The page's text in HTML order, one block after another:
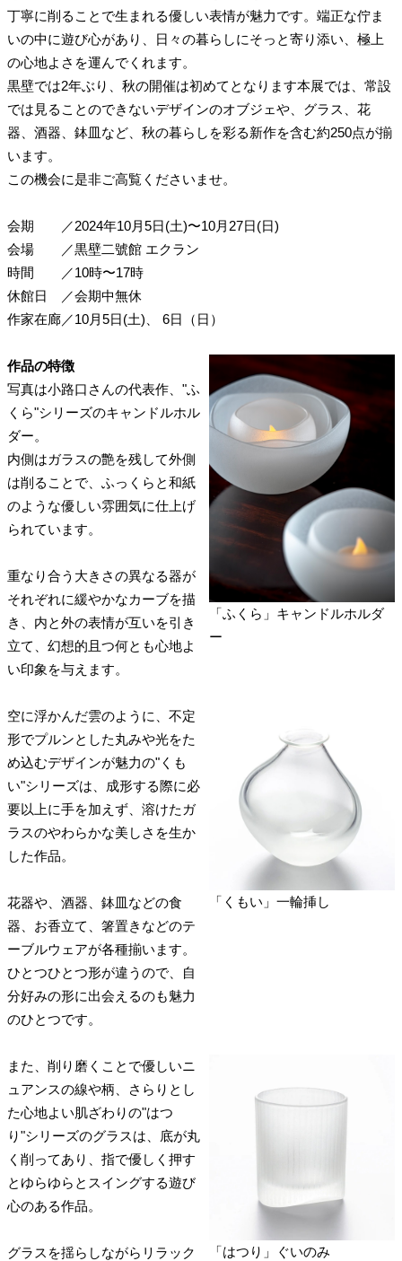
丁寧に削ることで生まれる優しい表情が魅力です。端正な佇ま
いの中に遊び心があり、日々の暮らしにそっと寄り添い、極上
の心地よさを運んでくれます。
黒壁では2年ぶり、秋の開催は初めてとなります本展では、常設
では見ることのできないデザインのオブジェや、グラス、花
器、酒器、鉢皿など、秋の暮らしを彩る新作を含む約250点が揃
います。
この機会に是非ご高覧くださいませ。
会期 ／2024年10月5日(土)〜10月27日(日)
会場
／黒壁二號館 エクラン
時間
／10時〜17時
休館日
／会期中無休
作家在廊／10月5日(土)、 6日（日）
作品の特徴
写真は小路口さんの代表作、"ふ
くら"シリーズのキャンドルホル
ダー。
内側はガラスの艶を残して外側
は削ることで、ふっくらと和紙
のような優しい雰囲気に仕上げ
られています。
重なり合う大きさの異なる器が
それぞれに緩やかなカーブを描
き、内と外の表情が互いを引き
立て、幻想的且つ何とも心地よ
い印象を与えます。
「ふくら」キャンドルホルダ
ー
空に浮かんだ雲のように、不定
形でプルンとした丸みや光をた
め込むデザインが魅力の"くも
い"シリーズは、成形する際に必
要以上に手を加えず、溶けたガ
ラスのやわらかな美しさを生か
した作品。
花器や、酒器、鉢皿などの食
器、お香立て、箸置きなどのテ
ーブルウェアが各種揃います。
ひとつひとつ形が違うので、自
分好みの形に出会えるのも魅力
のひとつです。
「くもい」一輪挿し
また、削り磨くことで優しいニ
ュアンスの線や柄、さらりとし
た心地よい肌ざわりの"はつ
り"シリーズのグラスは、底が丸
く削ってあり、指で優しく押す
とゆらゆらとスイングする遊び
心のある作品。
グラスを揺らしながらリラック 「はつり」ぐいのみ